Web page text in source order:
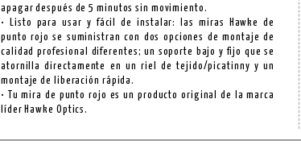
apagar después de 5 minutos sin movimiento.
• Listo para usar y fácil de instalar: las miras Hawke de
punto rojo se suministran con dos opciones de montaje de
calidad profesional diferentes; un soporte bajo y fijo que se
atornilla directamente en un riel de tejido/picatinny y un
montaje de liberación rápida.
• Tu mira de punto rojo es un producto original de la marca
líder Hawke Optics.